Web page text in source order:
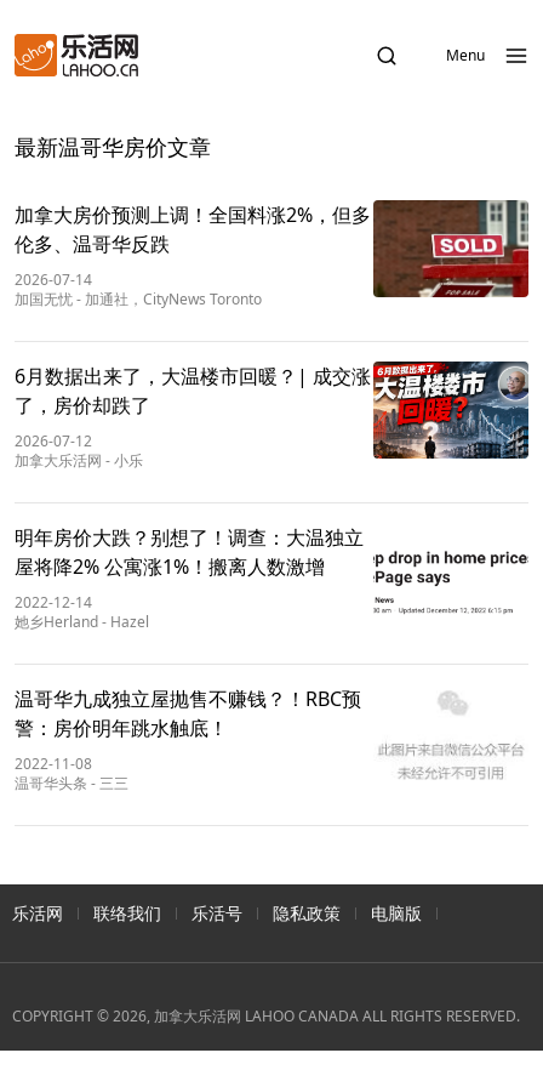
Menu
最新温哥华房价文章
加拿大房价预测上调！全国料涨2%，但多
伦多、温哥华反跌
2026-07-14
加国无忧- 加通社，CityNews Toronto
6月数据出来了，大温楼市回暖？| 成交涨
了，房价却跌了
2026-07-12
加拿大乐活网 -小乐
明年房价大跌？别想了！调查：大温独立
屋将降2% 公寓涨1%！搬离人数激增
2022-12-14
她乡Herland- Hazel
温哥华九成独立屋抛售不赚钱？！RBC预
警：房价明年跳水触底！
2022-11-08
温哥华头条 - 三三
乐活网 联络我们 乐活号 隐私政策 电脑版
COPYRIGHT © 2026, 加拿大乐活网 LAHOO CANADA ALL RIGHTS RESERVED.